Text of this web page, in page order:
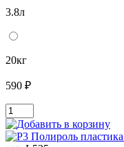
3.8л
20кг
590 ₽